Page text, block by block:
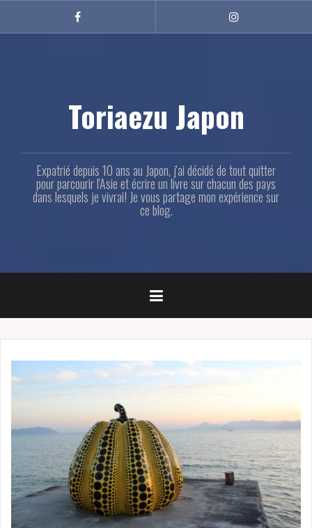
Facebook
Toriaezu Japon
Expatrié depuis 10 ans au Japon, j'ai décidé de tout quitter
pour parcourir l'Asie et écrire un livre sur chacun des pays
dans lesquels je vivrai! Je vous partage mon expérience sur
ce blog.